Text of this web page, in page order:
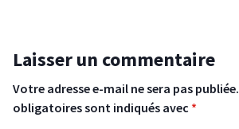
Laisser un commentaire
Votre adresse e-mail ne sera pas publiée.
obligatoires sont indiqués avec *